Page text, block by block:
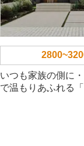
いつも家族の側に
で温もりあふれる